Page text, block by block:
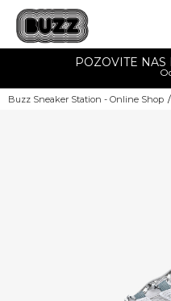
POZOVITE
Buzz Sneaker Station - Online Shop